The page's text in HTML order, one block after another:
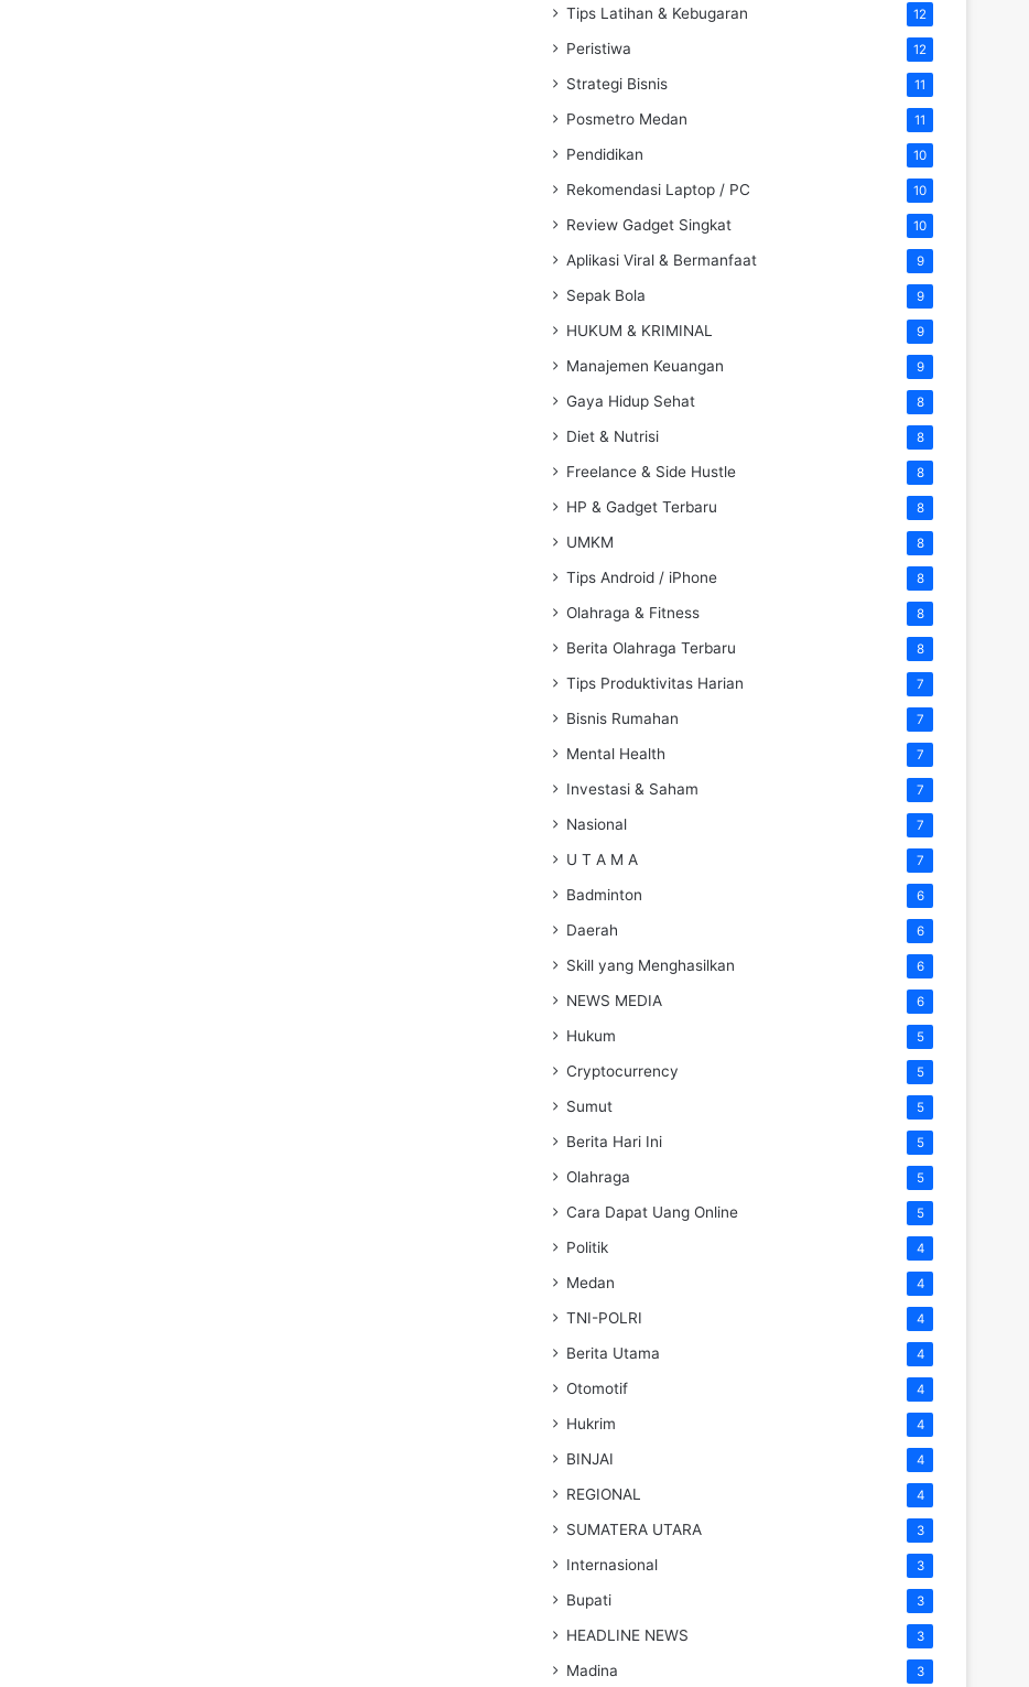
Tips Latihan & Kebugaran 12
Peristiwa 12
Strategi Bisnis 11
Posmetro Medan 11
Pendidikan 10
Rekomendasi Laptop / PC 10
Review Gadget Singkat 10
Aplikasi Viral & Bermanfaat 9
Sepak Bola 9
HUKUM & KRIMINAL 9
Manajemen Keuangan 9
Gaya Hidup Sehat 8
Diet & Nutrisi 8
Freelance & Side Hustle 8
HP & Gadget Terbaru 8
UMKM 8
Tips Android / iPhone 8
Olahraga & Fitness 8
Berita Olahraga Terbaru 8
Tips Produktivitas Harian 7
Bisnis Rumahan 7
Mental Health 7
Investasi & Saham 7
Nasional 7
U T A M A 7
Badminton 6
Daerah 6
Skill yang Menghasilkan 6
NEWS MEDIA 6
Hukum 5
Cryptocurrency 5
Sumut 5
Berita Hari Ini 5
Olahraga 5
Cara Dapat Uang Online 5
Politik 4
Medan 4
TNI-POLRI 4
Berita Utama 4
Otomotif 4
Hukrim 4
BINJAI 4
REGIONAL 4
SUMATERA UTARA 3
Internasional 3
Bupati 3
HEADLINE NEWS 3
Madina 3